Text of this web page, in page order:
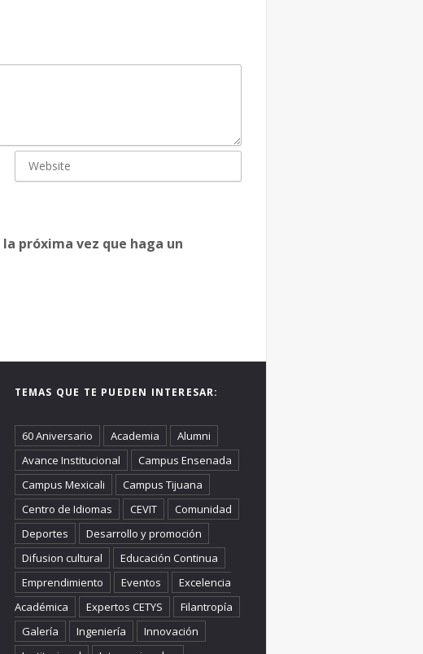
próxima vez que haga un
TEMAS QUE TE PUEDEN INTERESAR:
60 Aniversario Academia
Alumni
Avance Institucional
Campus Ensenada
Campus Mexicali
Campus Tijuana
Centro de Idiomas
CEVIT
Comunidad
Deportes
Desarrollo y promoción
Difusion cultural
Educación Continua
Emprendimiento
Eventos
Excelencia
Académica
Expertos CETYS
Filantropía
Galería
Ingeniería
Innovación